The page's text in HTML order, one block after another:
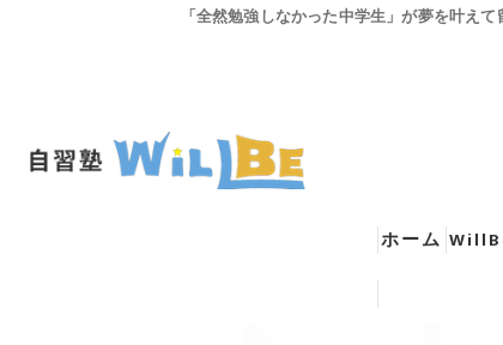
「全然勉強しなかった中学生」が夢を叶え
ホーム